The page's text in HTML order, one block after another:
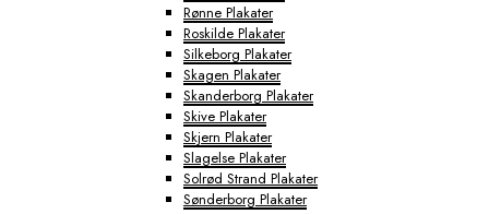
Rønne Plakater
Roskilde Plakater
Silkeborg Plakater
Skagen Plakater
Skanderborg Plakater
Skive Plakater
Skjern Plakater
Slagelse Plakater
Solrød Strand Plakater
Sønderborg Plakater